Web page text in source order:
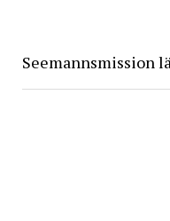
Seemannsmission